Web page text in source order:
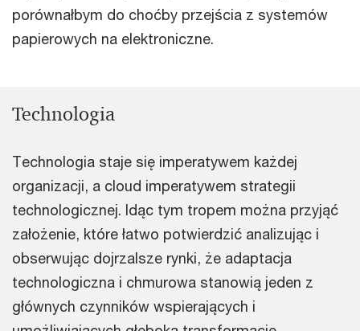
porównałbym do choćby przejścia z systemów
papierowych na elektroniczne.
Technologia
Technologia staje się imperatywem każdej
organizacji, a cloud imperatywem strategii
technologicznej. Idąc tym tropem można przyjąć
założenie, które łatwo potwierdzić analizując i
obserwując dojrzalsze rynki, że adaptacja
technologiczna i chmurowa stanowią jeden z
głównych czynników wspierających i